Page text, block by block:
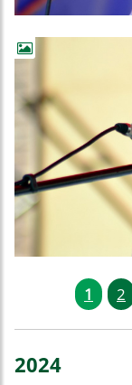
1 2
2024